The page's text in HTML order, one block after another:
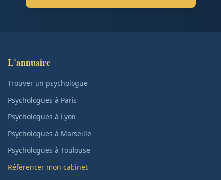
L'annuaire
Trouver un psychologue
Psychologues à Paris
Psychologues à Lyon
Psychologues à Marseille
Psychologues à Toulouse
Référencer mon cabinet